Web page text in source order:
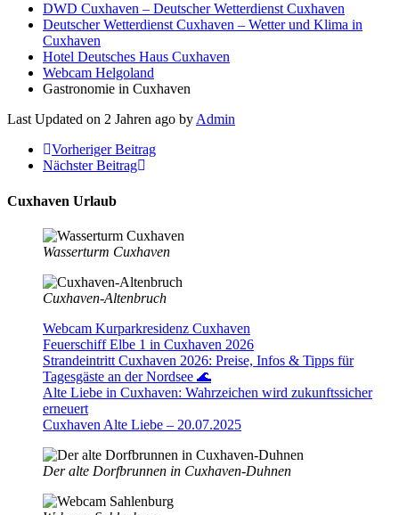
DWD Cuxhaven – Deutscher Wetterdienst Cuxhaven
Deutscher Wetterdienst Cuxhaven – Wetter und Klima in
Cuxhaven
Hotel Deutsches Haus Cuxhaven
Webcam Helgoland
Gastronomie in Cuxhaven
Last Updated on 2 Jahren ago by Admin
Vorheriger Beitrag
Nächster Beitrag
Cuxhaven Urlaub
Wasserturm Cuxhaven
Cuxhaven-Altenbruch
Webcam Kurparkresidenz Cuxhaven
Feuerschiff Elbe 1 in Cuxhaven 2026
Strandeintritt Cuxhaven 2026: Preise, Infos & Tipps für
Tagesgäste an der Nordsee 🌊
Alte Liebe in Cuxhaven: Wahrzeichen wird zukunftssicher
erneuert
Cuxhaven Alte Liebe – 20.07.2025
Der alte Dorfbrunnen in Cuxhaven-Duhnen